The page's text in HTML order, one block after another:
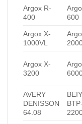
Argox R-
400
600
Argox X-
1000VL
Argox X-
3200
AVERY
DENISSON
64.08
BTP-